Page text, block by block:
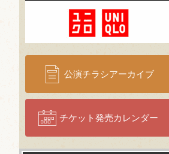
公演チラシアーカイブ
チケット発売カレンダー